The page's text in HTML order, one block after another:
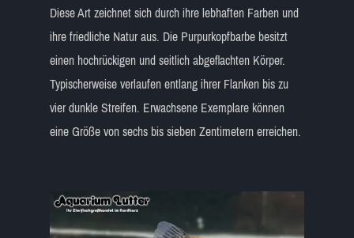
Diese Art zeichnet sich durch ihre lebhaften Farben und
ihre friedliche Natur aus. Die Purpurkopfbarbe besitzt
einen hochrückigen und seitlich abgeflachten Körper.
Typischerweise verlaufen entlang ihrer Flanken bis zu
vier dunkle Streifen. Erwachsene Exemplare können
eine Größe von sechs bis sieben Zentimetern erreichen.